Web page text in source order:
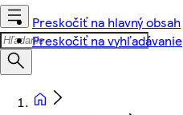
Preskočiť na hlavný obsah
Preskočiť na vyhľadávanie